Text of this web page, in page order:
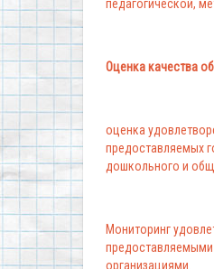
педагогической,
Оценка качества
оценка
предоставляемых
дошкольного и
Мониторинг
организациями.